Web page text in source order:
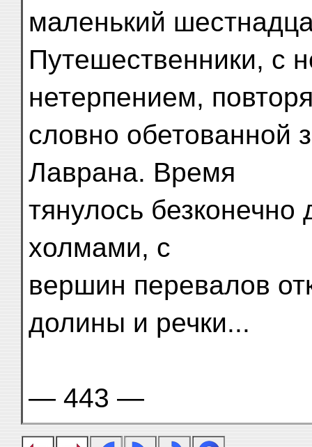
маленький
Путешественники, с
нетерпением,
словно обетованной
Лаврана. Время
тянулось
холмами, с
вершин перевалов
долины и речки...
— 443 —